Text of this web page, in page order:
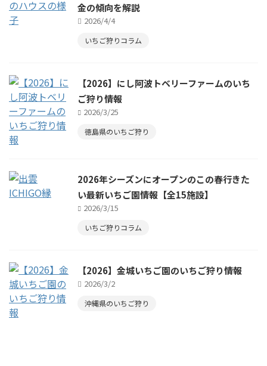
金の傾向を解説
2026/4/4
いちご狩りコラム
【2026】にし阿波トベリーファームのいち
ご狩り情報
2026/3/25
徳島県のいちご狩り
2026年シーズンにオープンのこの春行きた
い最新いちご園情報【全15施設】
2026/3/15
いちご狩りコラム
【2026】金城いちご園のいちご狩り情報
2026/3/2
沖縄県のいちご狩り